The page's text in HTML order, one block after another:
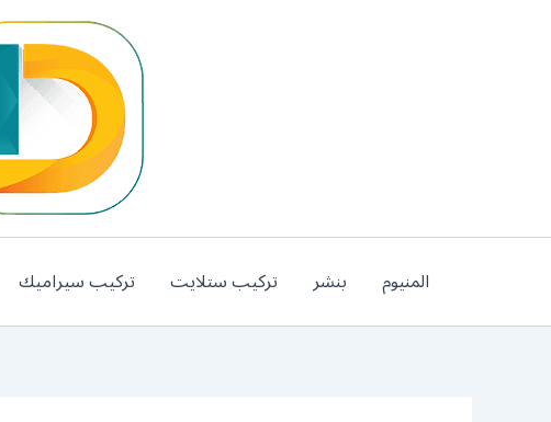
المنيوم بنشر تركيب ستلايت تركيب سيراميك